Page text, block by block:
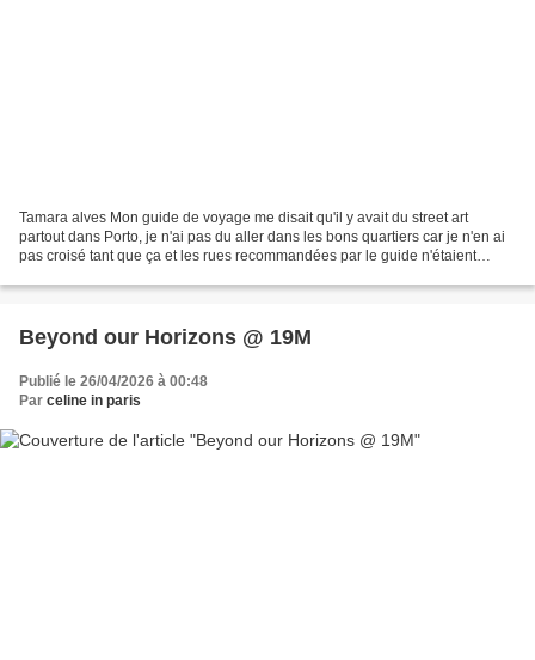
Tamara alves Mon guide de voyage me disait qu'il y avait du street art
partout dans Porto, je n'ai pas du aller dans les bons quartiers car je n'en ai
pas croisé tant que ça et les rues recommandées par le guide n'étaient
Beyond our Horizons @ 19M
Publié le 26/04/2026 à 00:48
Par celine in paris